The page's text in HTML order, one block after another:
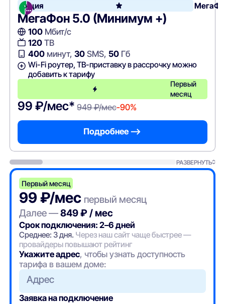
Акция
МегаФон 5.0 (Минимум +)
100Мбит/с
120ТВ
400минут, 30SMS, 50Гб
Wi-Fi роутер, ТВ-приставку в рассрочку можно
добавить к тарифу
Первый
месяц
99 ₽/мес* 949 ₽/мес-90%
Подробнее —>
РАЗВЕРНУТЬ
Первый месяц
99 ₽/мес первый месяц
Далее —849 ₽ / мес
Срок подключения: 2–6 дней
Среднее: 3 дня. Через наш сайт чаще быстрее —
провайдеры повышают рейтинг
Укажите адрес, чтобы узнать доступность
тарифа в вашем доме:
Адрес
Заявка на подключение